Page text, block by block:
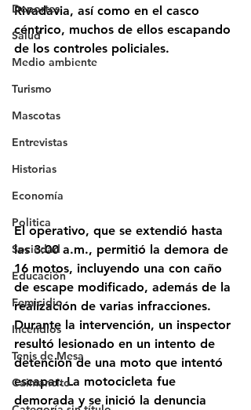
Deportes
Salud
Medio ambiente
Turismo
Mascotas
Entrevistas
Historias
Economía
Politica
Sociedad
Educación
Femicidio
Incendios
Tenis de Mesa
Caimancito
Rivadavia, así como en el casco
céntrico, muchos de ellos escapando
de los controles policiales.
El operativo, que se extendió hasta
las 3:00 a.m., permitió la demora de
16 motos, incluyendo una con caño
de escape modificado, además de la
realización de varias infracciones.
Durante la intervención, un inspector
resultó lesionado en un intento de
detención de una moto que intentó
escapar. La motocicleta fue
demorada y se inició la denuncia